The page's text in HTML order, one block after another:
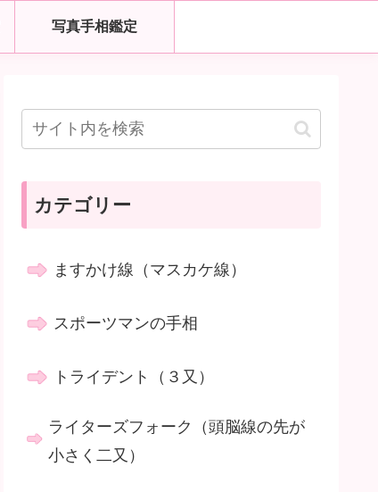
写真手相鑑定
カテゴリー
ますかけ線（マスカケ線）
スポーツマンの手相
トライデント（３又）
ライターズフォーク（頭脳線の先が
小さく二又）